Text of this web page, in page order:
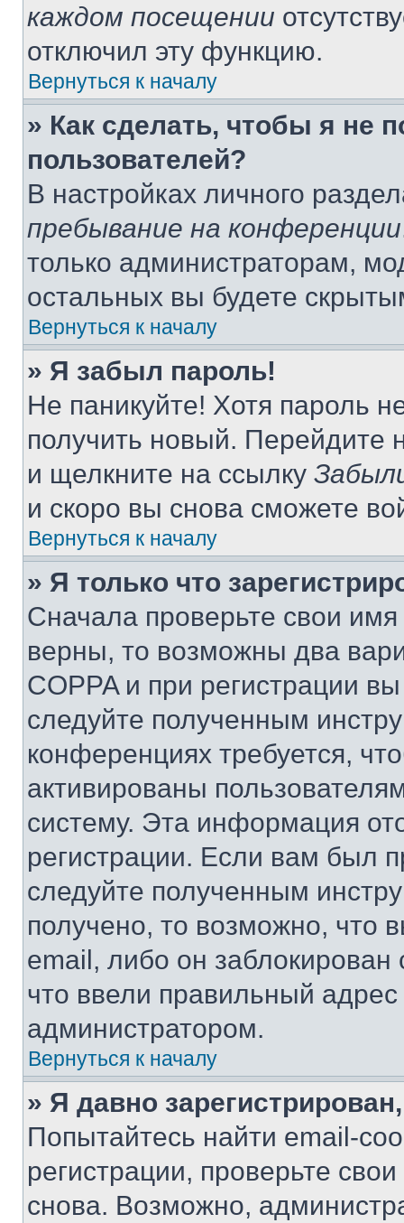
каждом посещении
отключил эту функцию.
Вернуться к началу
» Как сделать, чтобы я не
пользователей?
В настройках личного
пребывание на конференции
только администраторам,
остальных вы будете
Вернуться к началу
» Я забыл пароль!
Не паникуйте! Хотя пароль
получить новый. Перейдите
и щелкните на ссылку
и скоро вы снова сможете
Вернуться к началу
» Я только что
Сначала проверьте свои
верны, то возможны два
COPPA и при регистрации
следуйте полученным
конференциях требуется,
активированы
систему. Эта информация
регистрации. Если вам был
следуйте полученным
получено, то возможно, что
email, либо он
что ввели правильный адрес
администратором.
Вернуться к началу
» Я давно
Попытайтесь найти email-
регистрации, проверьте
снова. Возможно,